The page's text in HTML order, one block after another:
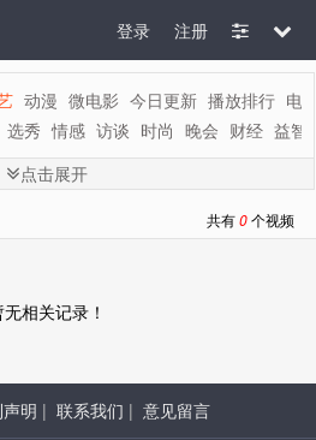
注册
登录
动漫 微电影 今日更新 播放排行 电
选秀 情感 访谈 时尚 晚会 财经 益智
韩国 泰国 日本 美国 英国 新加坡
2012 2011 2010 2009 2008 2007
K L M
点击展开
共有0个视频
相关记录！
明 | 联系我们 | 意见留言